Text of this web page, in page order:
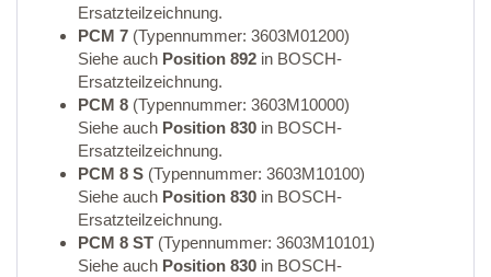
Ersatzteilzeichnung.
PCM 7 (Typennummer: 3603M01200)
Siehe auch Position 892 in BOSCH-
Ersatzteilzeichnung.
PCM 8 (Typennummer: 3603M10000)
Siehe auch Position 830 in BOSCH-
Ersatzteilzeichnung.
PCM 8 S (Typennummer: 3603M10100)
Siehe auch Position 830 in BOSCH-
Ersatzteilzeichnung.
PCM 8 ST (Typennummer: 3603M10101)
Siehe auch Position 830 in BOSCH-